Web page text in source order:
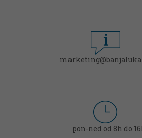
pon-ned od 8h do